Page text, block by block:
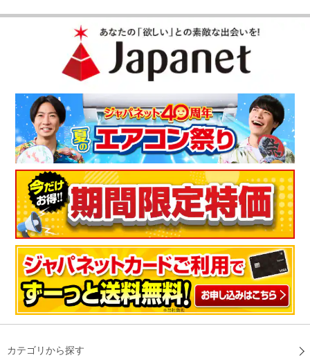
左右隅の影が初めは気になりましたが、慣れると普通になりま
（三重県50代
臨場感のある音質に感動
画面が見やすく、臨場感のある音に魅力を感じました。ニュ－
ス、音楽、映画と、それぞれに対応した臨場感のある音質に感
動しました。
（ 福岡県 60代 M.F様）
「お客様の声」は実際にご購入されたお客様からのご意見を掲載しておりま
す。
商品により、同一シリーズをご購入された方の声を含みます。
カテゴリから探す